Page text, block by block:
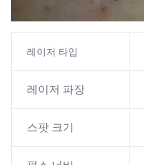
레이저 타입
레이저 파장
스팟 크기